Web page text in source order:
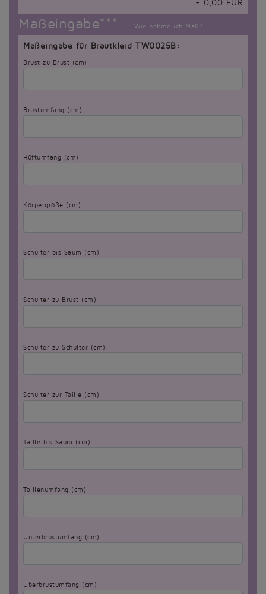
+ 0,00 EUR
Maßeingabe*** Wie nehme ich Maß?
Maßeingabe für Brautkleid TW0025B:
Brust zu Brust (cm)
Brustumfang (cm)
Hüftumfang (cm)
Körpergröße (cm)
Schulter bis Saum (cm)
Schulter zu Brust (cm)
Schulter zu Schulter (cm)
Schulter zur Taille (cm)
Taille bis Saum (cm)
Taillenumfang (cm)
Unterbrustumfang (cm)
Überbrustumfang (cm)